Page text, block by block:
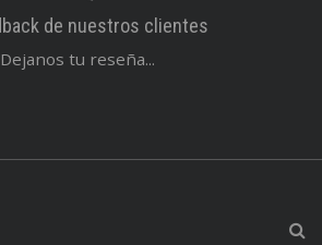
de nuestros clientes
Dejanos tu reseña...